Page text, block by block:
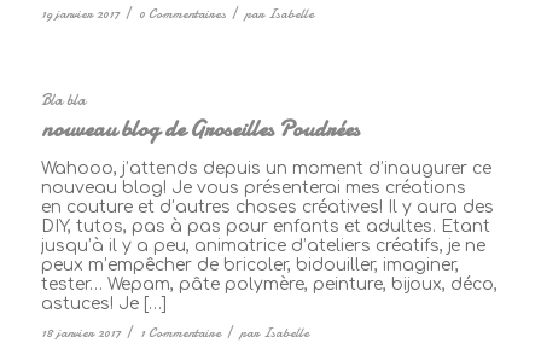
19 janvier 2017 / 0 Commentaires / par Isabelle
Bla bla
nouveau blog de Groseilles Poudrées
Wahooo, j’attends depuis un moment d’inaugurer ce
nouveau blog! Je vous présenterai mes créations
en couture et d’autres choses créatives! Il y aura des
DIY, tutos, pas à pas pour enfants et adultes. Etant
jusqu’à il y a peu, animatrice d’ateliers créatifs, je ne
peux m’empêcher de bricoler, bidouiller, imaginer,
tester… Wepam, pâte polymère, peinture, bijoux, déco,
astuces! Je […]
18 janvier 2017 / 1 Commentaire / par Isabelle